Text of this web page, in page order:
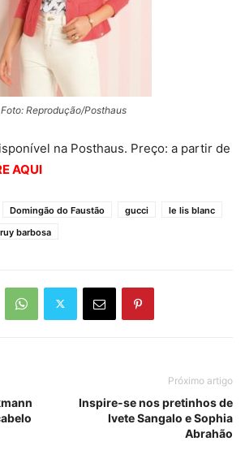
Foto: Reprodução/Posthaus
na Posthaus. Preço: a partir de
AQUI
Domingão do Faustão gucci
le lis blanc
barbosa
Próximo artigo
Inspire-se nos pretinhos de
Ivete Sangalo e Sophia
Abrahão